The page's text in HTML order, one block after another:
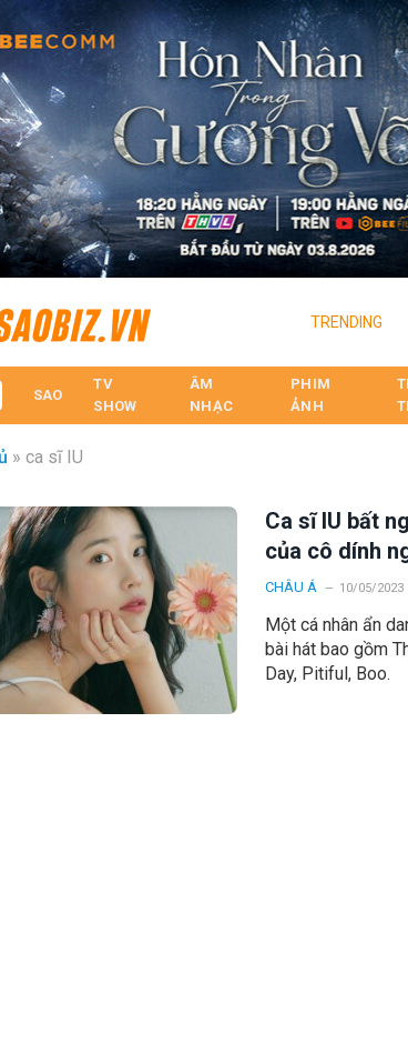
TRENDING
SAO
TV
SHOW
ÂM
NHẠC
PHIM
ẢNH
» ca sĩ IU
Ca sĩ IU bất
của cô dính
CHÂU Á 10/05/2023
Một cá nhân ẩn
bài hát bao gồm
Day, Pitiful, Boo.